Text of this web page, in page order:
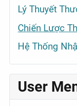
Lý Thuyết
Chiến Lược
Hệ Thống
User